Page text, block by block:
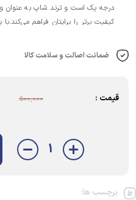
درجه یک است و ترند شاپ به عنوان
کیفیت برتر را برایتان فراهم
می‌شود. تمام تصاویر این محصول
ضمانت اصالت و سلامت کالا
قیمت : 500,000
1
برچسب ها: